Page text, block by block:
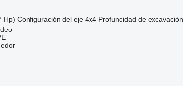
Hp) Configuración del eje 4x4 Profundidad de excavación